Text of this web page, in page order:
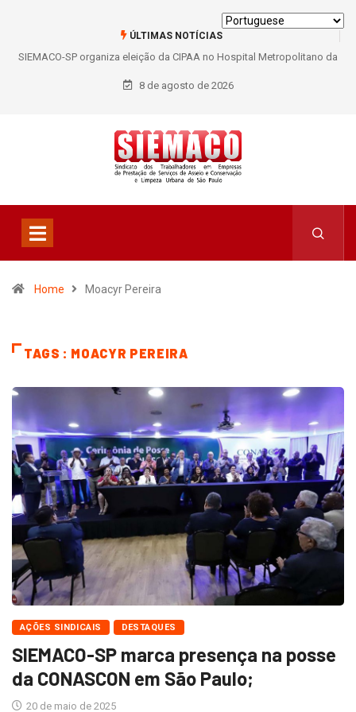
ÚLTIMAS NOTÍCIAS
SIEMACO-SP organiza eleição da CIPAA no Hospital Metropolitano da
Lapa e fortalece participação dos trabalhadores
8 de agosto de 2026
Home Moacyr Pereira
TAGS : MOACYR PEREIRA
AÇÕES SINDICAIS DESTAQUES
SIEMACO-SP marca presença na posse
da CONASCON em São Paulo;
20 de maio de 2025